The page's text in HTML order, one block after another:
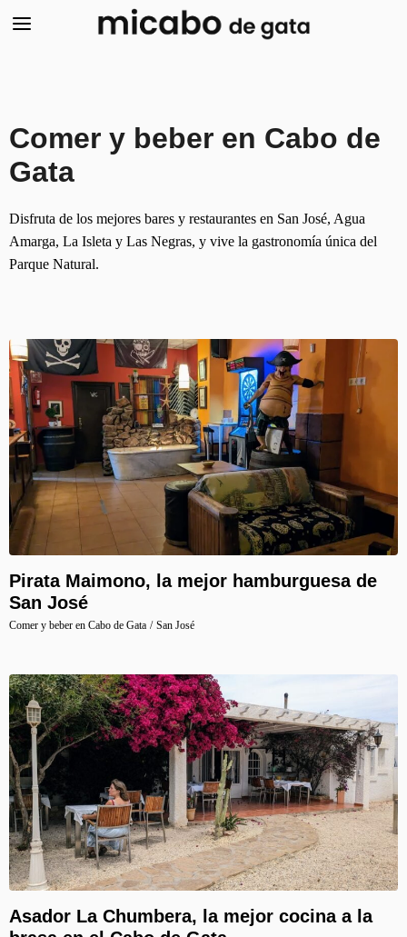
Comer y beber en Cabo de
Gata
Disfruta de los mejores bares y restaurantes en San José, Agua
Amarga, La Isleta y Las Negras, y vive la gastronomía única del
Parque Natural.
Pirata Maimono, la mejor hamburguesa de
San José
Comer y beber en Cabo de Gata / San José
Asador La Chumbera, la mejor cocina a la